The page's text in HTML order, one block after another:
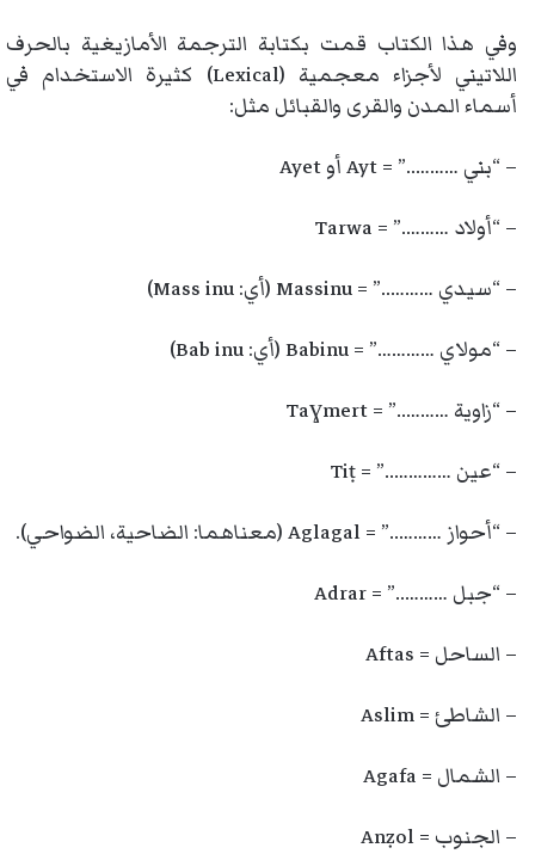
وفي هذا الكتاب قمت بكتابة الترجمة الأمازيغية بالحرف
اللاتيني لأجزاء معجمية (Lexical) كثيرة الاستخدام في
أسماء المدن والقرى والقبائل مثل:
– “بني ………..” = Ayt أو Ayet
– “أولاد ……….” = Tarwa
– “سيدي ………..” = Massinu (أي: Mass inu)
– “مولاي …………” = Babinu (أي: Bab inu)
– “زاوية ………..” = Taɣmert
– “عين …………..” = Tiṭ
– “أحواز ………..” = Aglagal (معناهما: الضاحية، الضواحي).
– “جبل ………..” = Adrar
– الساحل = Aftas
– الشاطئ = Aslim
– الشمال = Agafa
– الجنوب = Anẓol